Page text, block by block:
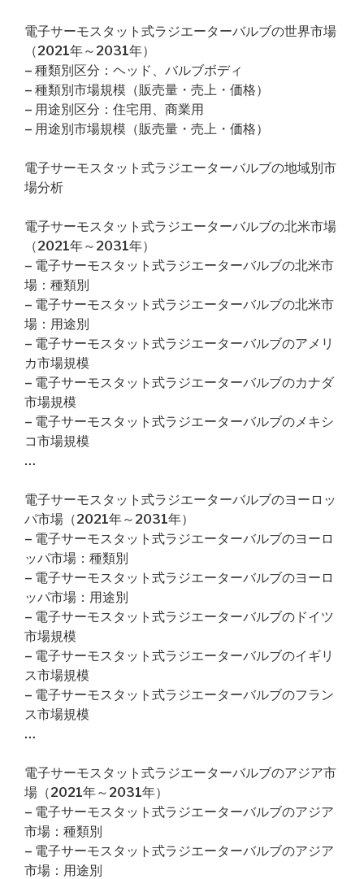
電子サーモスタット式ラジエーターバルブの世界市場
（2021年～2031年）
– 種類別区分：ヘッド、バルブボディ
– 種類別市場規模（販売量・売上・価格）
– 用途別区分：住宅用、商業用
– 用途別市場規模（販売量・売上・価格）
電子サーモスタット式ラジエーターバルブの地域別市
場分析
電子サーモスタット式ラジエーターバルブの北米市場
（2021年～2031年）
– 電子サーモスタット式ラジエーターバルブの北米市
場：種類別
– 電子サーモスタット式ラジエーターバルブの北米市
場：用途別
– 電子サーモスタット式ラジエーターバルブのアメリ
カ市場規模
– 電子サーモスタット式ラジエーターバルブのカナダ
市場規模
– 電子サーモスタット式ラジエーターバルブのメキシ
コ市場規模
…
電子サーモスタット式ラジエーターバルブのヨーロッ
パ市場（2021年～2031年）
– 電子サーモスタット式ラジエーターバルブのヨーロ
ッパ市場：種類別
– 電子サーモスタット式ラジエーターバルブのヨーロ
ッパ市場：用途別
– 電子サーモスタット式ラジエーターバルブのドイツ
市場規模
– 電子サーモスタット式ラジエーターバルブのイギリ
ス市場規模
– 電子サーモスタット式ラジエーターバルブのフラン
ス市場規模
…
電子サーモスタット式ラジエーターバルブのアジア市
場（2021年～2031年）
– 電子サーモスタット式ラジエーターバルブのアジア
市場：種類別
– 電子サーモスタット式ラジエーターバルブのアジア
市場：用途別